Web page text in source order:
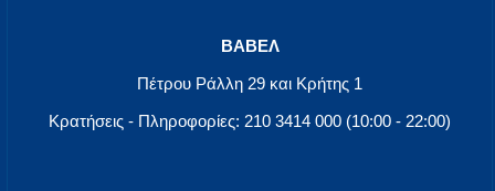
ΒΑΒΕΛ
Πέτρου Ράλλη 29 και Κρήτης 1
Κρατήσεις - Πληροφορίες: 210 3414 000 (10:00 - 22:00)